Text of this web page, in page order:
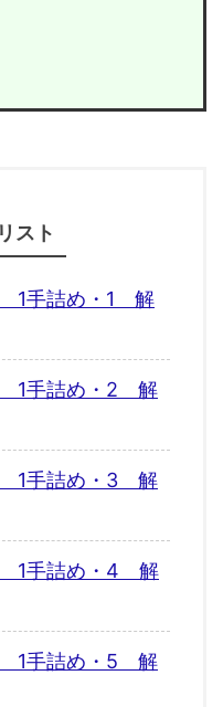
スト
1手詰め・1 解
1手詰め・2 解
1手詰め・3 解
1手詰め・4 解
1手詰め・5 解